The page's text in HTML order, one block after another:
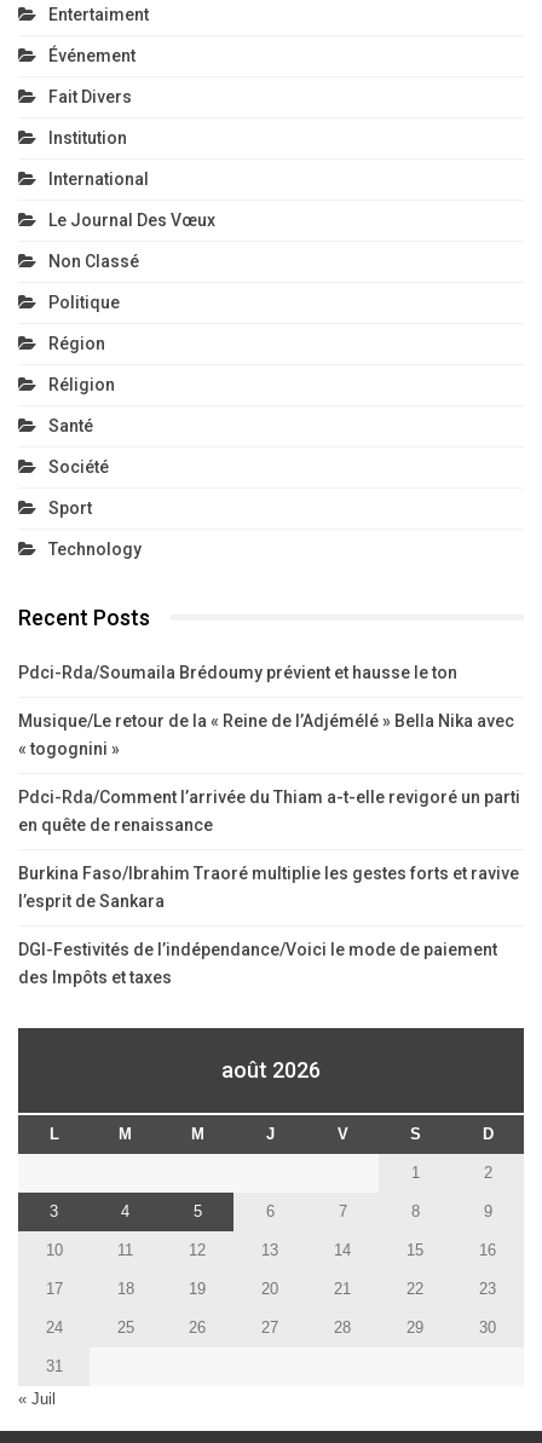
Entertaiment
Événement
Fait Divers
Institution
International
Le Journal Des Vœux
Non Classé
Politique
Région
Réligion
Santé
Société
Sport
Technology
Recent Posts
Pdci-Rda/Soumaila Brédoumy prévient et hausse le ton
Musique/Le retour de la « Reine de l’Adjémélé » Bella Nika avec
« togognini »
Pdci-Rda/Comment l’arrivée du Thiam a-t-elle revigoré un parti
en quête de renaissance
Burkina Faso/Ibrahim Traoré multiplie les gestes forts et ravive
l’esprit de Sankara
DGI-Festivités de l’indépendance/Voici le mode de paiement
des Impôts et taxes
août 2026
L M M J V S D
1 2
3 4 5 6 7 8 9
10 11 12 13 14 15 16
17 18 19 20 21 22 23
24 25 26 27 28 29 30
31
« Juil